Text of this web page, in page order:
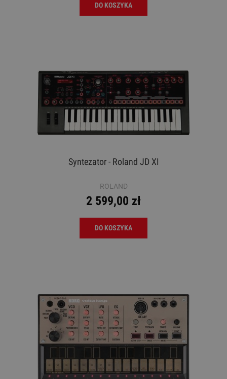
DO KOSZYKA
Syntezator - Roland JD XI
ROLAND
2 599,00 zł
DO KOSZYKA